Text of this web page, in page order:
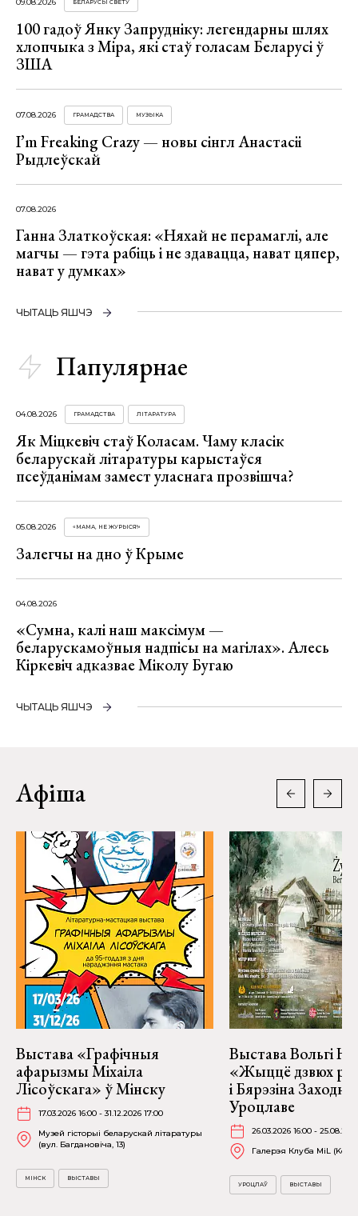
БЕЛАРУСЫ СВЕТУ
100 гадоў Янку Запрудніку: легендарны шлях
хлопчыка з Міра, які стаў голасам Беларусі ў
ЗША
07.08.2026 ГРАМАДСТВА МУЗЫКА
I’m Freaking Crazy — новы сінгл Анастасіі
Рыдлеўскай
07.08.2026
Ганна Златкоўская: «Няхай не перамаглі, але
магчы — гэта рабіць і не здавацца, нават цяпер,
нават у думках»
ЧЫТАЦЬ ЯШЧЭ
Папулярнае
04.08.2026 ГРАМАДСТВА ЛІТАРАТУРА
Як Міцкевіч стаў Коласам. Чаму класік
беларускай літаратуры карыстаўся
псеўданімам замест уласнага прозвішча?
05.08.2026 «МАМА, НЕ ЖУРЫСЯ!»
Залегчы на дно ў Крыме
04.08.2026
«Сумна, калі наш максімум —
беларускамоўныя надпісы на магілах». Алесь
Кіркевіч адказвае Міколу Бугаю
ЧЫТАЦЬ ЯШЧЭ
Афіша
Выстава «Графічныя
афарызмы Міхаіла
Лісоўскага» ў Мінску
17.03.2026 16:00 - 31.12.2026 17:00
Музей гісторыі беларускай літаратуры
(вул. Багдановіча, 13)
МІНСК ВЫСТАВЫ
Выстава Вольгі
«Жыццё дзвюх
і Бярэзіна
Уроцлаве
26.03.2026 16:00 -
Галерэя Клуба MiL
УРОЦЛАЎ ВЫСТАВЫ